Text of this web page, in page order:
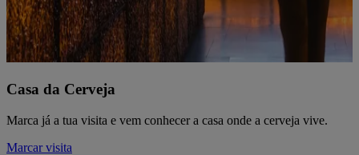
Casa da Cerveja
Marca já a tua visita e vem conhecer a casa onde a cerveja vive.
Marcar visita